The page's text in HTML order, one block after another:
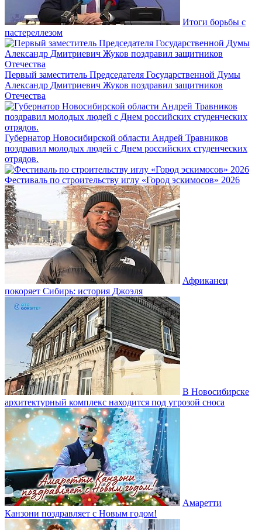
Итоги борьбы с
пастереллезом
Первый заместитель Председателя Государственной Думы
Александр Дмитриевич Жуков поздравил защитников
Отечества
Губернатор Новосибирской области Андрей Травников
поздравил молодых людей с Днем российских студенческих
отрядов.
Фестиваль по строительству иглу «Город эскимосов» 2026
Африканец
покоряет Сибирь: история Джоэля
В Новосибирске
архитектурный комплекс находится под угрозой сноса
Амаретти
Канзони поздравляет с Новым годом!